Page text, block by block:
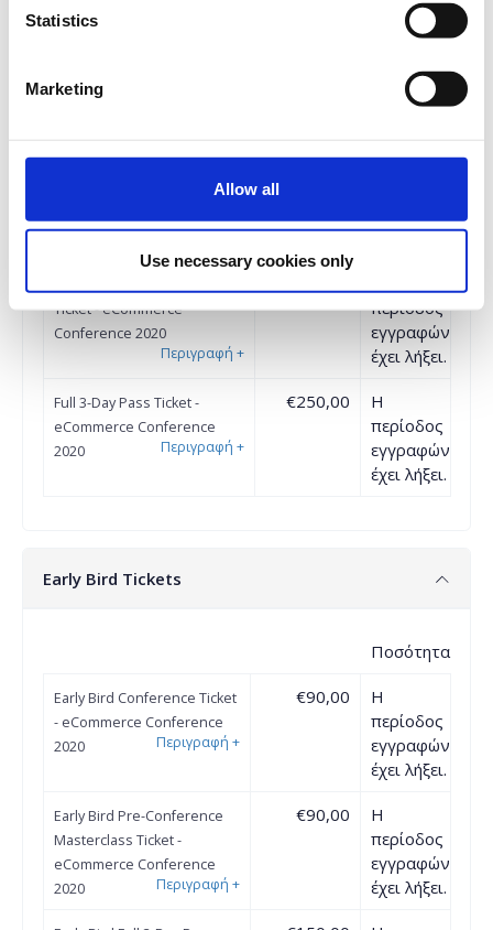
Statistics
Marketing
Allow all
Use necessary cookies only
Full Price Conference Ticket -
1η συμμετοχή: €190 + 24%
Φ.Π.Α.
Πακέτο 5 συμμετοχών (3+2
δωρεάν): €390 + 24% Φ.Π.Α.
δωρεάν): €490 + 24% Φ.Π.Α.
περίοδος
έχει λήξει.
Pre-Conference Masterclass
Ticket - eCommerce
Conference 2020
Περιγραφή +
περίοδος
εγγραφών
έχει λήξει.
Full 3-Day Pass Ticket -
eCommerce Conference
2020
Περιγραφή +
€250,00
Η
περίοδος
εγγραφών
έχει λήξει.
Early Bird Tickets
Ποσότητα
Early Bird Conference Ticket
- eCommerce Conference
2020
Περιγραφή +
€90,00
Η
περίοδος
εγγραφών
έχει λήξει.
Early Bird Pre-Conference
Masterclass Ticket -
eCommerce Conference
2020
Περιγραφή +
€90,00
Η
περίοδος
εγγραφών
έχει λήξει.